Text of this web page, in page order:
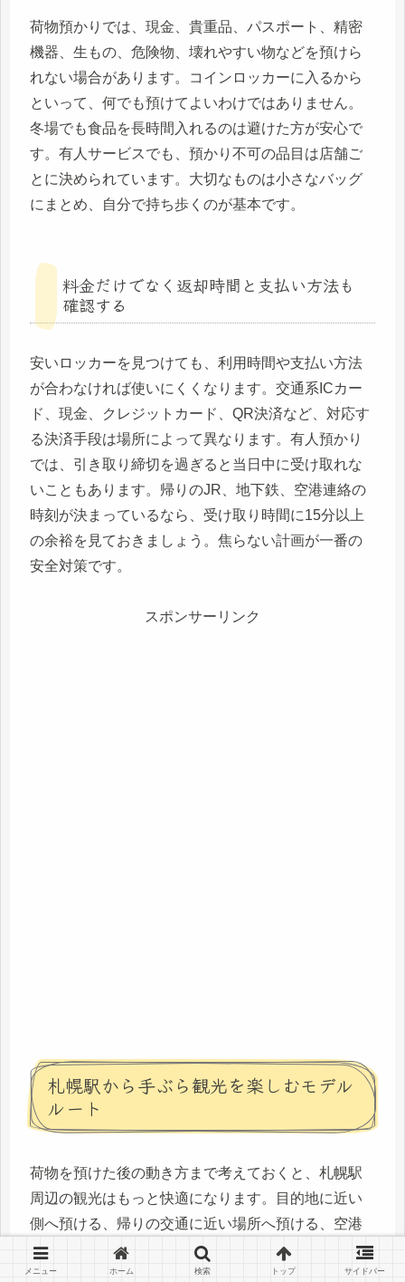
荷物預かりでは、現金、貴重品、パスポート、精密
機器、生もの、危険物、壊れやすい物などを預けら
れない場合があります。コインロッカーに入るから
といって、何でも預けてよいわけではありません。
冬場でも食品を長時間入れるのは避けた方が安心で
す。有人サービスでも、預かり不可の品目は店舗ご
とに決められています。大切なものは小さなバッグ
にまとめ、自分で持ち歩くのが基本です。
料金だけでなく返却時間と支払い方法も
確認する
安いロッカーを見つけても、利用時間や支払い方法
が合わなければ使いにくくなります。交通系ICカー
ド、現金、クレジットカード、QR決済など、対応す
る決済手段は場所によって異なります。有人預かり
では、引き取り締切を過ぎると当日中に受け取れな
いこともあります。帰りのJR、地下鉄、空港連絡の
時刻が決まっているなら、受け取り時間に15分以上
の余裕を見ておきましょう。焦らない計画が一番の
安全対策です。
スポンサーリンク
札幌駅から手ぶら観光を楽しむモデル
ルート
荷物を預けた後の動き方まで考えておくと、札幌駅
周辺の観光はもっと快適になります。目的地に近い
側へ預ける、帰りの交通に近い場所へ預ける、空港
やホテル配送を使う。この3つを意識するだけで、無
駄な往復を減らせます。
メニュー ホーム 検索 トップ サイドバー